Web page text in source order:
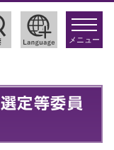
toggle
メニュー
定等委員